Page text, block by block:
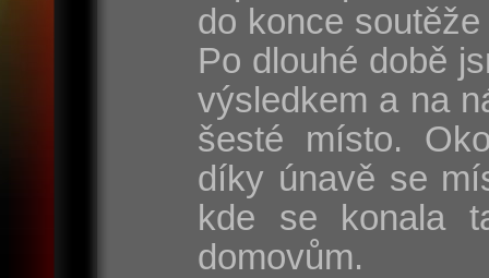
do konce
Po dlouhé době
výsledkem a na
šesté místo.
díky únavě se
kde se konala
domovům.